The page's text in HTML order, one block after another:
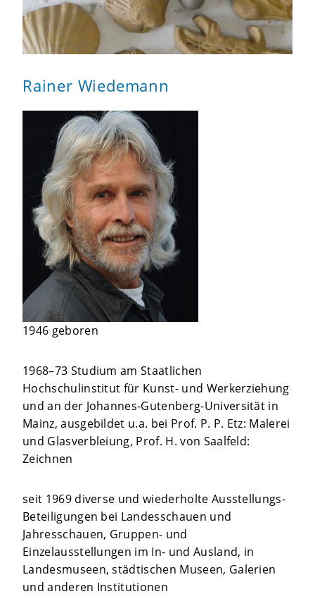
Rainer Wiedemann
1946 geboren
1968–73 Studium am Staatlichen
Hochschulinstitut für Kunst- und Werkerziehung
und an der Johannes-Gutenberg-Universität in
Mainz, ausgebildet u.a. bei Prof. P. P. Etz: Malerei
und Glasverbleiung, Prof. H. von Saalfeld:
Zeichnen
seit 1969 diverse und wiederholte Ausstellungs-
Beteiligungen bei Landesschauen und
Jahresschauen, Gruppen- und
Einzelausstellungen im In- und Ausland, in
Landesmuseen, städtischen Museen, Galerien
und anderen Institutionen